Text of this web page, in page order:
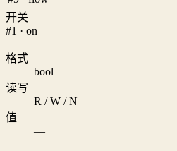
开关
#1 · on
格式
bool
读写
R / W / N
值
—